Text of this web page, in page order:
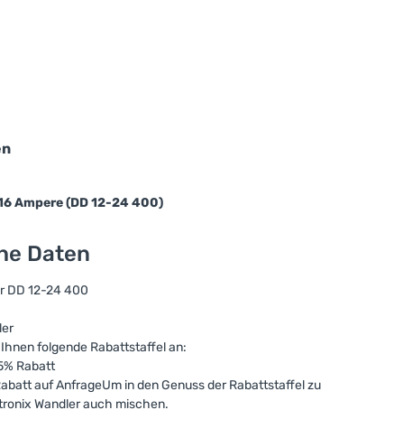
Ampere (DD 12-24 400)
Daten
DD 12-24 400
folgende Rabattstaffel an:
Rabatt
auf AnfrageUm in den Genuss der Rabattstaffel zu
Wandler auch mischen.